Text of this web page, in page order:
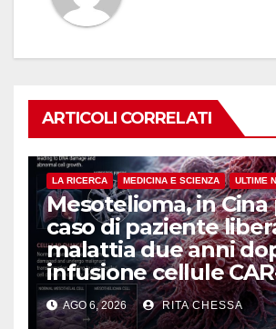
ARTICOLI CORRELATI
LA RICERCA MEDICINA E SCIENZA ULTIME
Mesotelioma, in
caso di paziente
malattia due anni
infusione cellule
AGO 6, 2026 RITA CHESSA